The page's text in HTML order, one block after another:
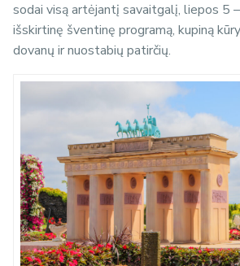
sodai visą artėjantį savaitgalį, liepos 5
išskirtinę šventinę programą, kupiną
dovanų ir nuostabių patirčių.